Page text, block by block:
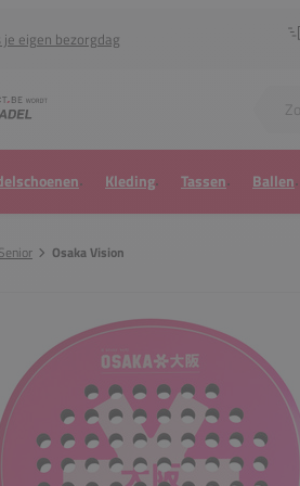
je eigen bezorgdag
Kleding Tassen Ballen
Senior Osaka Vision